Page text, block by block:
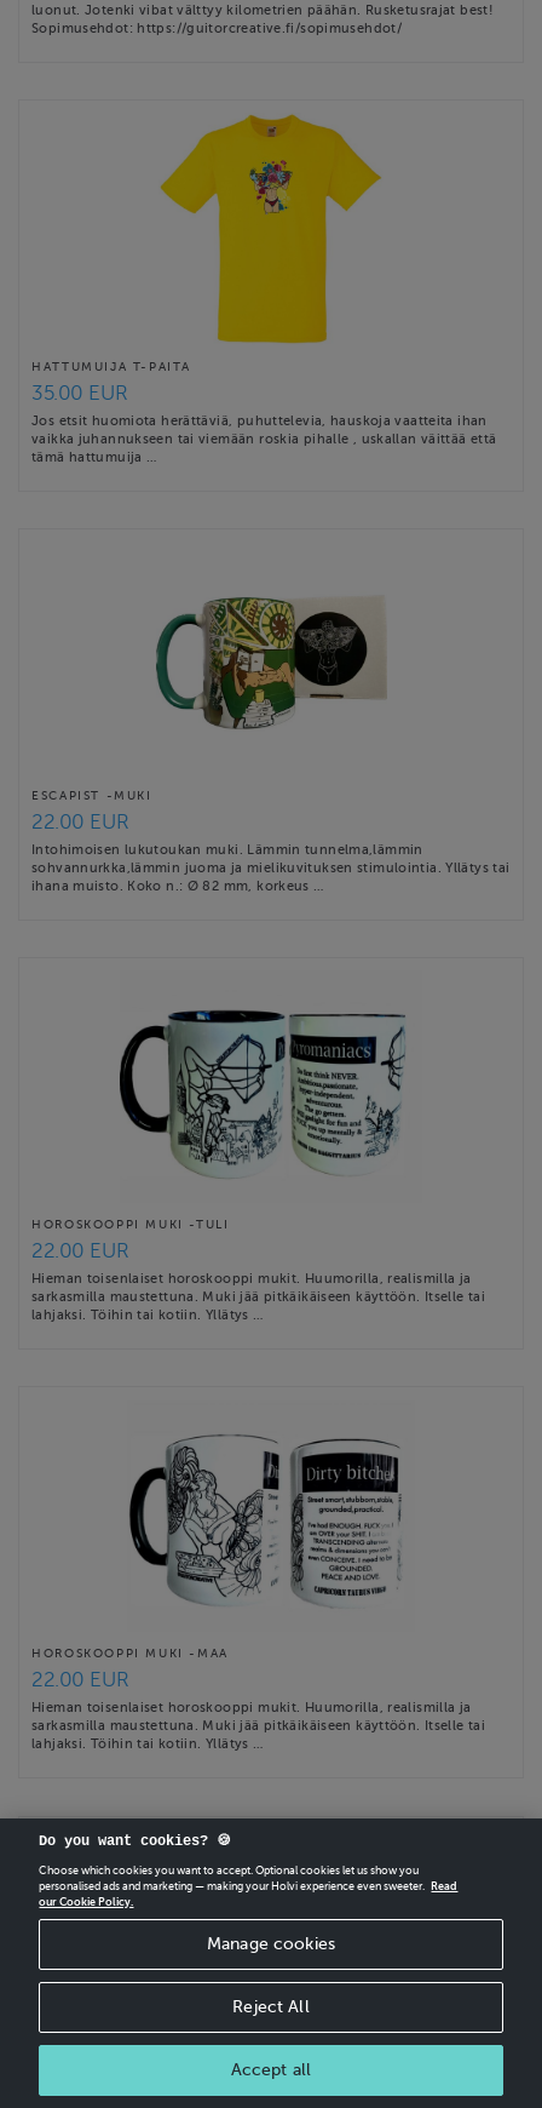
luonut. Jotenki vibat välttyy kilometrien päähän. Rusketusrajat best!
Sopimusehdot: https://guitorcreative.fi/sopimusehdot/
HATTUMUIJA T-PAITA
35.00 EUR
Jos etsit huomiota herättäviä, puhuttelevia, hauskoja vaatteita ihan
vaikka juhannukseen tai viemään roskia pihalle , uskallan väittää että
tämä hattumuija …
ESCAPIST -MUKI
22.00 EUR
Intohimoisen lukutoukan muki. Lämmin tunnelma,lämmin
sohvannurkka,lämmin juoma ja mielikuvituksen stimulointia. Yllätys tai
ihana muisto. Koko n.: Ø 82 mm, korkeus …
HOROSKOOPPI MUKI -TULI
22.00 EUR
Hieman toisenlaiset horoskooppi mukit. Huumorilla, realismilla ja
sarkasmilla maustettuna. Muki jää pitkäikäiseen käyttöön. Itselle tai
lahjaksi. Töihin tai kotiin. Yllätys …
HOROSKOOPPI MUKI -MAA
22.00 EUR
Hieman toisenlaiset horoskooppi mukit. Huumorilla, realismilla ja
sarkasmilla maustettuna. Muki jää pitkäikäiseen käyttöön. Itselle tai
lahjaksi. Töihin tai kotiin. Yllätys …
HOROSKOOPPI MUKI -VESIMERKIT
Do you want cookies? 🍪
Choose which cookies you want to accept. Optional cookies let us show you
personalised ads and marketing — making your Holvi experience even sweeter.
Read
our Cookie Policy.
Manage cookies
Reject All
Accept all